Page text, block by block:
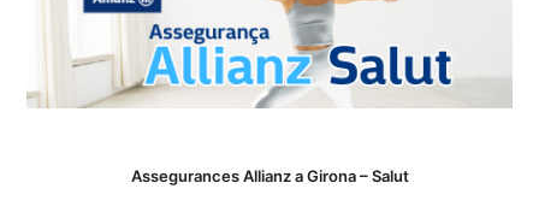
Assegurances Allianz a Girona – Salut